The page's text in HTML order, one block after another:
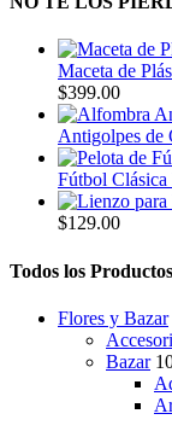
Maceta de
$399.00
Antigolpes de
Fútbol
$129.00
Todos los Productos
Flores y Bazar
Bazar